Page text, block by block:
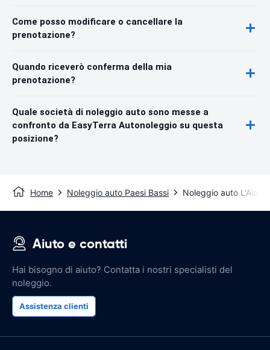
Come posso modificare o cancellare la
prenotazione?
Quando riceverò conferma della mia
prenotazione?
Quale società di noleggio auto sono messe a
confronto da EasyTerra Autonoleggio su questa
posizione?
Home Noleggio auto Paesi Bassi Noleggio auto L'Aia
Aiuto e contatti
Hai bisogno di aiuto? Contatta i nostri specialisti del
noleggio.
Assistenza clienti